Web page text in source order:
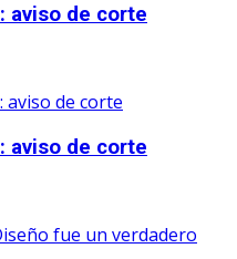
aviso de corte
aviso de corte